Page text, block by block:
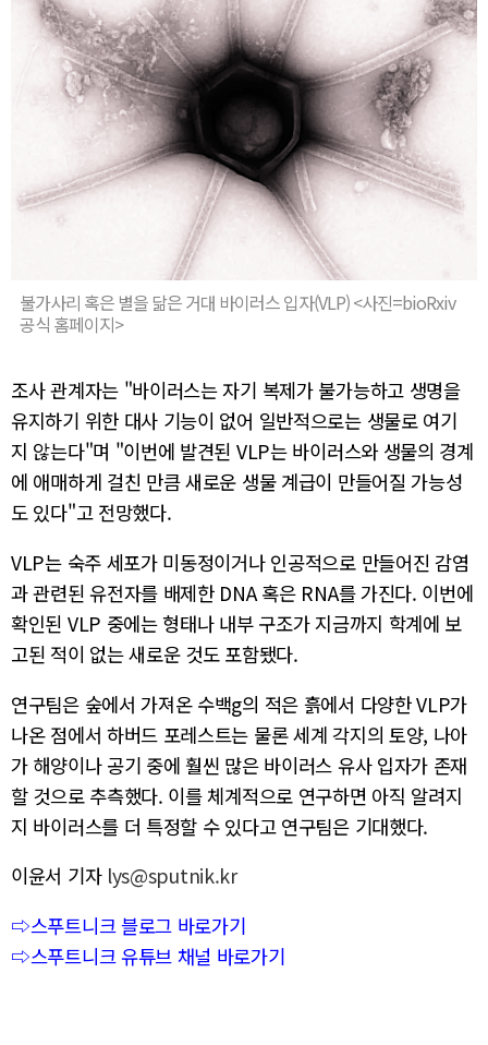
불가사리 혹은 별을 닮은 거대 바이러스 입자(VLP) <사진=bioRxiv
공식 홈페이지>
조사 관계자는 "바이러스는 자기 복제가 불가능하고 생명을
유지하기 위한 대사 기능이 없어 일반적으로는 생물로 여기
지 않는다"며 "이번에 발견된 VLP는 바이러스와 생물의 경계
에 애매하게 걸친 만큼 새로운 생물 계급이 만들어질 가능성
도 있다"고 전망했다.
VLP는 숙주 세포가 미동정이거나 인공적으로 만들어진 감염
과 관련된 유전자를 배제한 DNA 혹은 RNA를 가진다. 이번에
확인된 VLP 중에는 형태나 내부 구조가 지금까지 학계에 보
고된 적이 없는 새로운 것도 포함됐다.
연구팀은 숲에서 가져온 수백g의 적은 흙에서 다양한 VLP가
나온 점에서 하버드 포레스트는 물론 세계 각지의 토양, 나아
가 해양이나 공기 중에 훨씬 많은 바이러스 유사 입자가 존재
할 것으로 추측했다. 이를 체계적으로 연구하면 아직 알려지
지 바이러스를 더 특정할 수 있다고 연구팀은 기대했다.
이윤서 기자 lys@sputnik.kr
⇨스푸트니크 블로그 바로가기
⇨스푸트니크 유튜브 채널 바로가기